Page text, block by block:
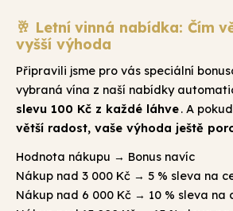
🥂 Letní vinná nabídka: Čím
vyšší výhoda
Připravili jsme pro vás speciální
vybraná vína z naší nabídky
slevu 100 Kč z každé láhve. A
větší radost, vaše výhoda ještě
Hodnota nákupu → Bonus navíc
Nákup nad 3 000 Kč → 5 % sleva na
Nákup nad 6 000 Kč → 10 % sleva na